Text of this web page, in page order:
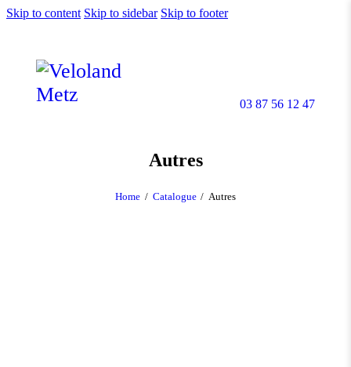
Skip to content Skip to sidebar Skip to footer
03 87 56 12 47
Autres
Home Catalogue Autres